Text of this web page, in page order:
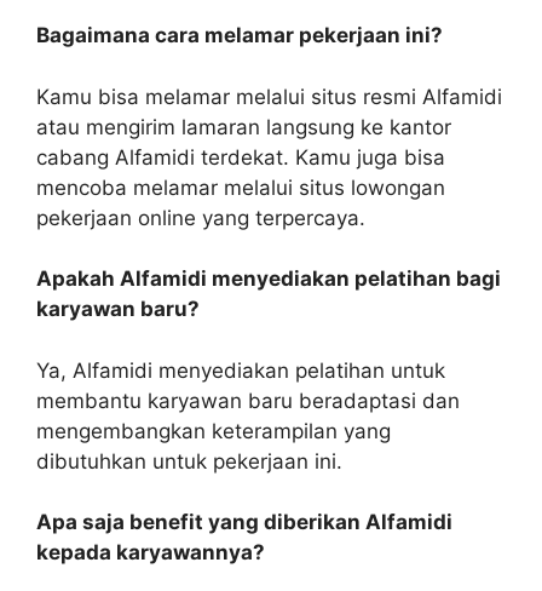
Bagaimana cara melamar pekerjaan ini?
Kamu bisa melamar melalui situs resmi Alfamidi
atau mengirim lamaran langsung ke kantor
cabang Alfamidi terdekat. Kamu juga bisa
mencoba melamar melalui situs lowongan
pekerjaan online yang terpercaya.
Apakah Alfamidi menyediakan pelatihan bagi
karyawan baru?
Ya, Alfamidi menyediakan pelatihan untuk
membantu karyawan baru beradaptasi dan
mengembangkan keterampilan yang
dibutuhkan untuk pekerjaan ini.
Apa saja benefit yang diberikan Alfamidi
kepada karyawannya?